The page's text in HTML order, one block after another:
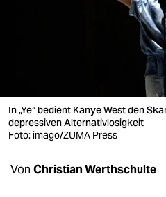
verlag
verlag
shop
In „Ye“ bedient Kanye West den
depressiven Alternativlosigkeit
Foto: imago/ZUMA Press
Von Christian Werthschulte